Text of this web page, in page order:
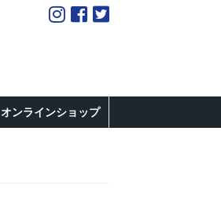
オンラインショップ